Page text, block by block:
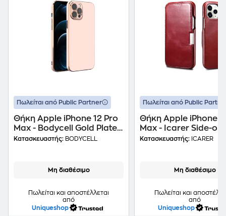
Πωλείται από Public Partner
Θήκη Apple iPhone 12 Pro
Max - Bodycell Gold Plated
- Pink
Κατασκευαστής: BODYCELL
Μη διαθέσιμο
Πωλείται και αποστέλλεται
από
Uniqueshop
Πωλείται από Public
Θήκη Apple iPhone
Max - Icarer Side-
Vintage Series - Red
Κατασκευαστής: ICARER
Μη διαθέσιμο
Πωλείται και
από
Uniqueshop